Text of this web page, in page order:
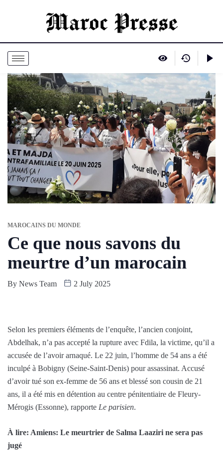
MAROCAINS DU MONDE
Ce que nous savons du
meurtre d’un marocain
By News Team 2 July 2025
Selon les premiers éléments de l’enquête, l’ancien conjoint,
Abdelhak, n’a pas accepté la rupture avec Fdila, la victime, qu’il a
accusée de l’avoir arnaqué. Le 22 juin, l’homme de 54 ans a été
inculpé à Bobigny (Seine-Saint-Denis) pour assassinat. Accusé
d’avoir tué son ex-femme de 56 ans et blessé son cousin de 21
ans, il a été mis en détention au centre pénitentiaire de Fleury-
Mérogis (Essonne), rapporte Le parisien.
À lire: Amiens: Le meurtrier de Salma Laaziri ne sera pas
jugé